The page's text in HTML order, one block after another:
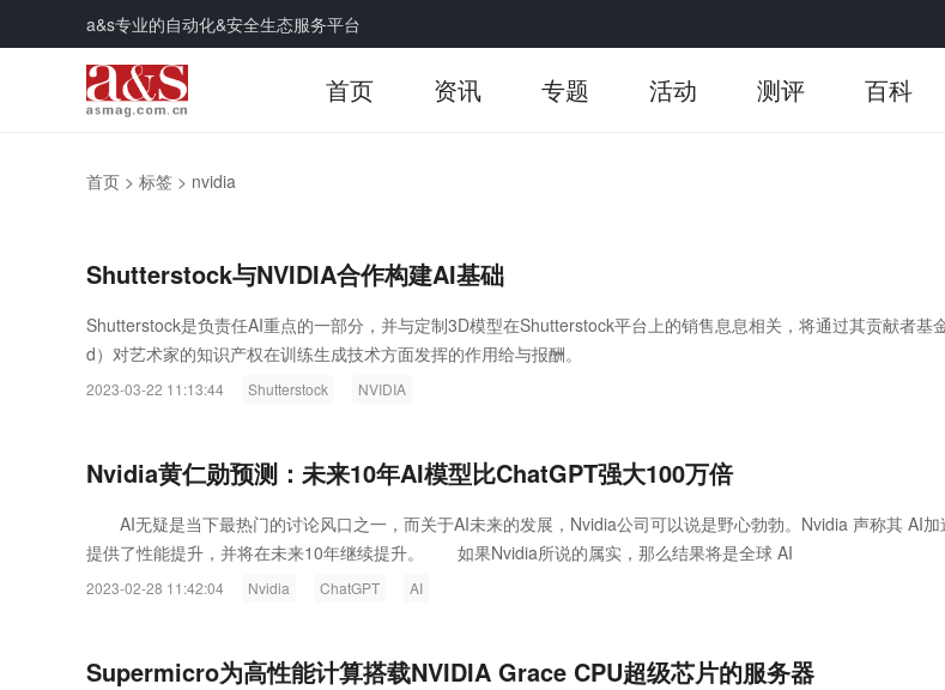
a&s专业的自动化&安全生态服务平台
首页 资讯 专题 活动 测评 百科
首页 > 标签 > nvidia
Shutterstock与NVIDIA合作构建AI基础
Shutterstock是负责任AI重点的一部分，并与定制3D模型在Shutterstock平台上的销售息息相关，将通过其贡献者基
d）对艺术家的知识产权在训练生成技术方面发挥的作用给与报酬。
2023-03-22 11:13:44 Shutterstock NVIDIA
Nvidia黄仁勋预测：未来10年AI模型比ChatGPT强大100万倍
AI无疑是当下最热门的讨论风口之一，而关于AI未来的发展，Nvidia公司可以说是野心勃勃。Nvidia 声称其 AI加速硬件在过去十年中
提供了性能提升，并将在未来10年继续提升。 如果Nvidia所说的属实，那么结果将是全球 AI
2023-02-28 11:42:04 Nvidia ChatGPT AI
Supermicro为高性能计算搭载NVIDIA Grace CPU超级芯片的服务器
Raythink燧石技术：以红外技术，筑造低